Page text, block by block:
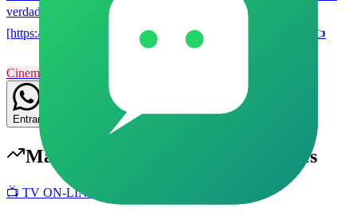
verdade. ​👉
[https://chat.whatsapp.com/CnKCXe0zce47Mr41MGIYbo] 👈
Cinema e Séries
Entrar
Mais populares em Cinema e Séries
📺 TV ON-LINE E SERVIÇOS